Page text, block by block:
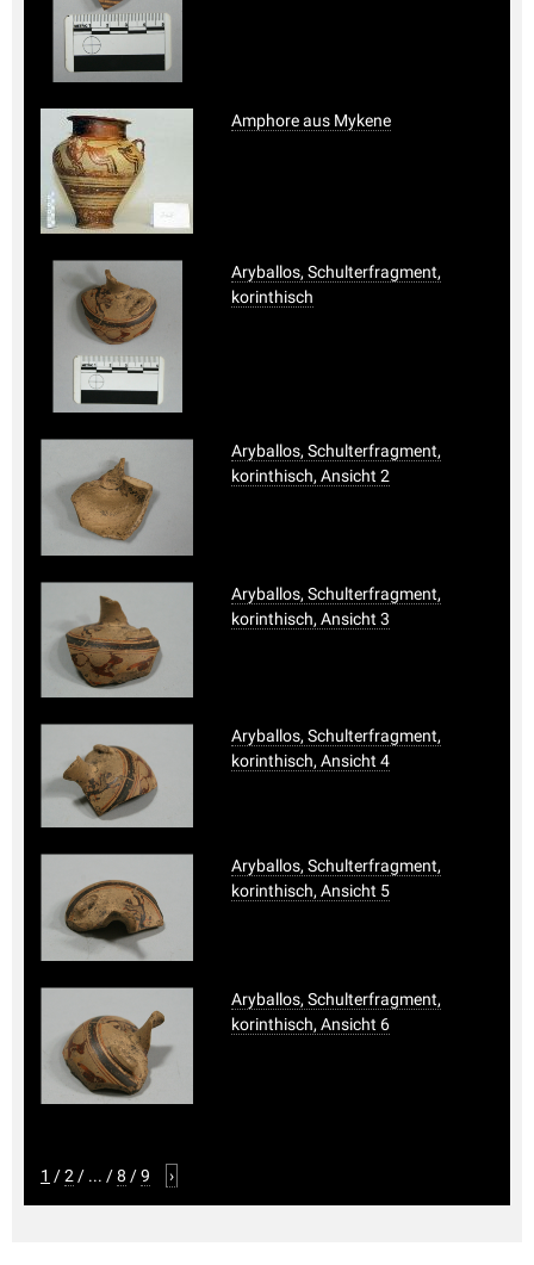
Amphore aus Mykene
Aryballos, Schulterfragment,
korinthisch
Aryballos, Schulterfragment,
korinthisch, Ansicht 2
Aryballos, Schulterfragment,
korinthisch, Ansicht 3
Aryballos, Schulterfragment,
korinthisch, Ansicht 4
Aryballos, Schulterfragment,
korinthisch, Ansicht 5
Aryballos, Schulterfragment,
korinthisch, Ansicht 6
1 /2 / ... /8 /9 ›